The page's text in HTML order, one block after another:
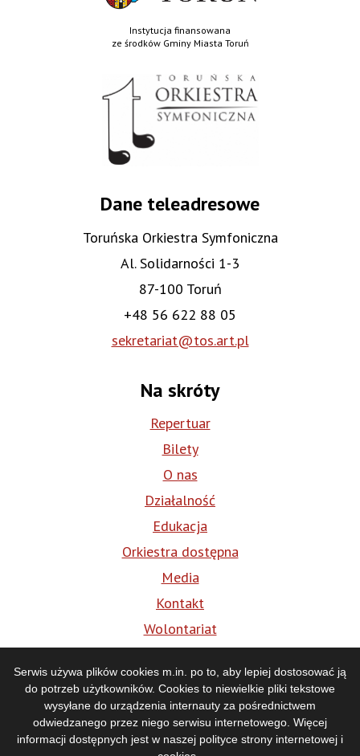
Serwis używa plików cookies m.in. po to, aby lepiej dostosować ją
do potrzeb użytkowników. Cookies to niewielkie pliki tekstowe
wysyłane do urządzenia internauty za pośrednictwem
odwiedzanego przez niego serwisu internetowego. Więcej
informacji dostępnych jest w naszej polityce strony internetowej i
Instytucja finansowana
ze środków Gminy Miasta Toruń
Dane teleadresowe
Toruńska Orkiestra Symfoniczna
Al. Solidarności 1-3
87-100 Toruń
+48 56 622 88 05
sekretariat@tos.art.pl
Na skróty
Repertuar
Bilety
O nas
Działalność
Edukacja
Orkiestra dostępna
Media
Kontakt
Wolontariat
Media